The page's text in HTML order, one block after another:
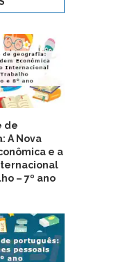
de
A Nova
e a
– 7º ano